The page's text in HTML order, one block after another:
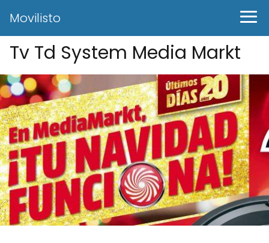
Movilisto
Tv Td System Media Markt